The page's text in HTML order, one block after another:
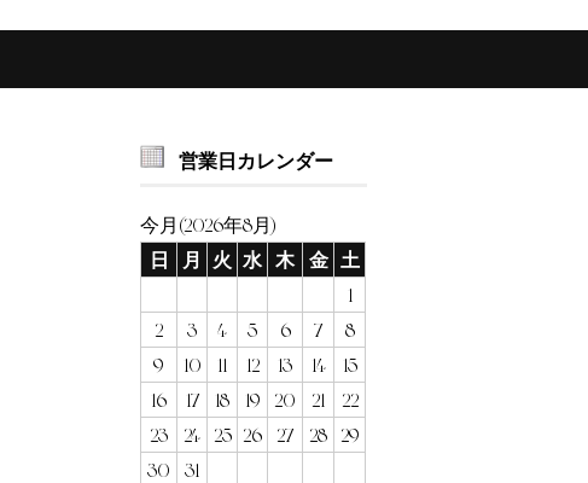
営業日カレンダー
今月(2026年8月)
日
月 火 水 木 金 土
1
2
3 4 5 6 7
8
9
10 11 12 13 14
15
16
17 18 19 20 21
22
23
24 25 26 27 28
29
30
31